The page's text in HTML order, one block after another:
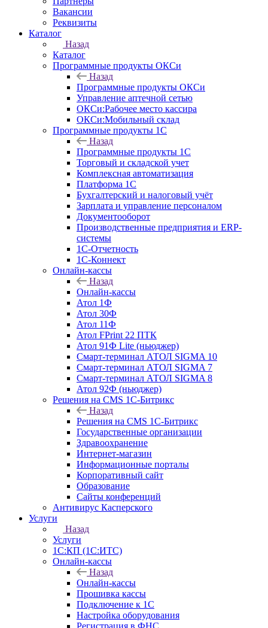
Вакансии
Реквизиты
Каталог
Назад
Каталог
Программные продукты ОКСи
Назад
Программные продукты ОКСи
Управление аптечной сетью
ОКСи:Рабочее место кассира
ОКСи:Мобильный склад
Программные продукты 1С
Назад
Программные продукты 1С
Торговый и складской учет
Комплексная автоматизация
Платформа 1С
Бухгалтерский и налоговый учёт
Зарплата и управление персоналом
Документооборот
Производственные предприятия и ERP-
системы
1С-Отчетность
1С-Коннект
Онлайн-кассы
Назад
Онлайн-кассы
Атол 1Ф
Атол 30Ф
Атол 11Ф
Атол FPrint 22 ПТК
Атол 91Ф Lite (ньюджер)
Смарт-терминал АТОЛ SIGMA 10
Смарт-терминал АТОЛ SIGMA 7
Смарт-терминал АТОЛ SIGMA 8
Атол 92Ф (ньюджер)
Решения на CMS 1С-Битрикс
Назад
Решения на CMS 1С-Битрикс
Государственные организации
Здравоохранение
Интернет-магазин
Информационные порталы
Корпоративный сайт
Образование
Сайты конференций
Антивирус Касперского
Услуги
Назад
Услуги
1С:КП (1С:ИТС)
Онлайн-кассы
Назад
Онлайн-кассы
Прошивка кассы
Подключение к 1С
Настройка оборудования
Регистрация в ФНС